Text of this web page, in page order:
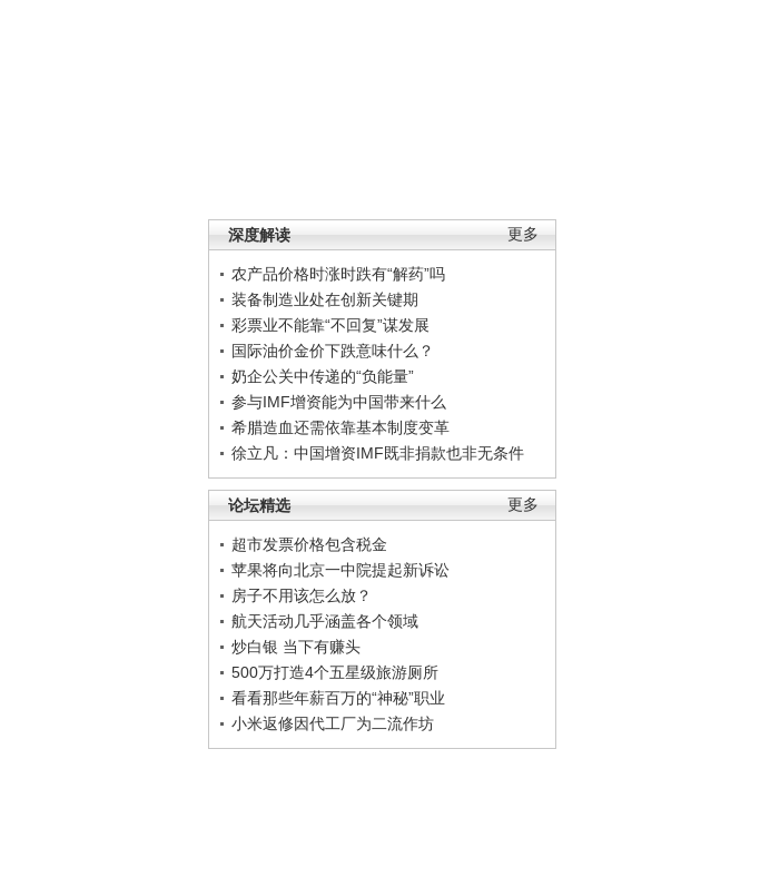
更多
深度解读
农产品价格时涨时跌有“解药”吗
装备制造业处在创新关键期
彩票业不能靠“不回复”谋发展
国际油价金价下跌意味什么？
奶企公关中传递的“负能量”
参与IMF增资能为中国带来什么
希腊造血还需依靠基本制度变革
徐立凡：中国增资IMF既非捐款也非无条件
更多
论坛精选
超市发票价格包含税金
苹果将向北京一中院提起新诉讼
房子不用该怎么放？
航天活动几乎涵盖各个领域
炒白银 当下有赚头
500万打造4个五星级旅游厕所
看看那些年薪百万的“神秘”职业
小米返修因代工厂为二流作坊